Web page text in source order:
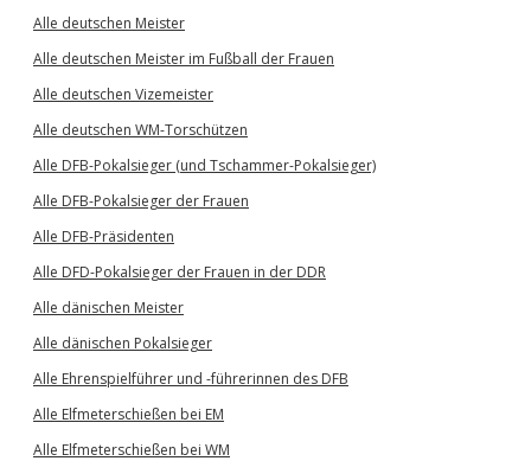
Alle deutschen Meister
Alle deutschen Meister im Fußball der Frauen
Alle deutschen Vizemeister
Alle deutschen WM-Torschützen
Alle DFB-Pokalsieger (und Tschammer-Pokalsieger)
Alle DFB-Pokalsieger der Frauen
Alle DFB-Präsidenten
Alle DFD-Pokalsieger der Frauen in der DDR
Alle dänischen Meister
Alle dänischen Pokalsieger
Alle Ehrenspielführer und -führerinnen des DFB
Alle Elfmeterschießen bei EM
Alle Elfmeterschießen bei WM